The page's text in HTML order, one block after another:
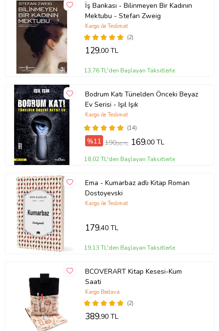
İş Bankası - Bilinmeyen Bir Kadının
Mektubu - Stefan Zweig
(2)
Kargo ile Teslimat
129,00 TL
13,76 TL'den Başlayan Taksitlerle
Bodrum Katı Tünelden Önceki Beyaz
Ev Serisi - Işıl Işık
(14)
Kargo ile Teslimat
%11 190,00 TL 169,00 TL
18,02 TL'den Başlayan Taksitlerle
Ema - Kumarbaz adlı Kitap Roman
Dostoyevski
Kargo ile Teslimat
179,40 TL
19,13 TL'den Başlayan Taksitlerle
BCOVERART Kitap Kesesi-Kum
Saati
(2)
Kargo Bedava
389,90 TL